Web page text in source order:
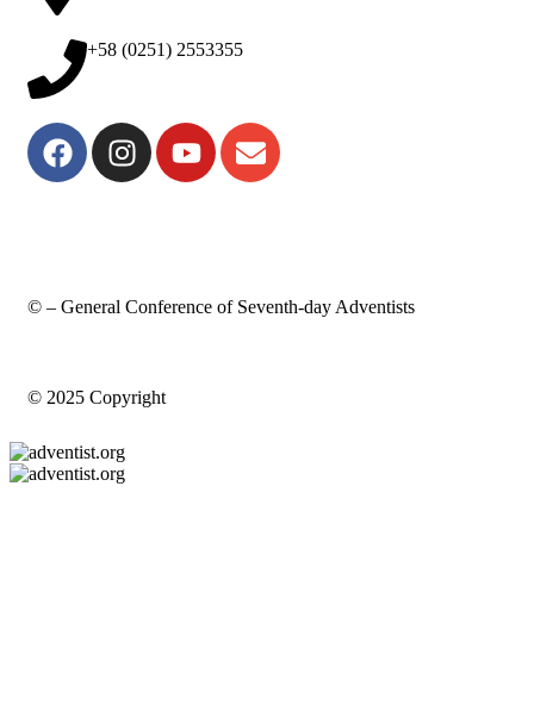
+58 (0251) 2553355
© – General Conference of Seventh-day Adventists
© 2025 Copyright